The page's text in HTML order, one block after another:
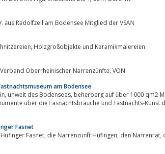
Radolfzell am Bodensee Mitglied der VSAN
Herstellung von Fasnachtsmasken, Holzschnitzereien, Holzgroßobjekte und Keramikmalereien
Verband Oberrheinischer Narrenzuenfte, Verband Oberrheinischer Narrenzünfte, VON
am Bodensee
-
Fasnet
die Figuren, die Bräuche